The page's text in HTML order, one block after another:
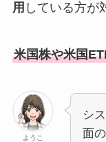
用 している方が
米国株や米国
ようこ
シ
面